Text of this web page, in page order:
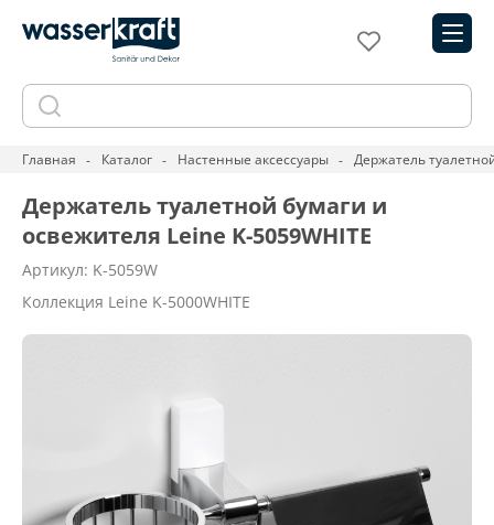
Главная Каталог Настенные аксессуары Держатель
Держатель туалетной бумаги и
освежителя Leine K-5059WHITE
Артикул: K-5059W
Коллекция Leine K-5000WHITE